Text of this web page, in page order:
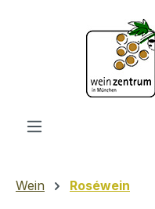
Zum Hauptinhalt springen
Wein Roséwein